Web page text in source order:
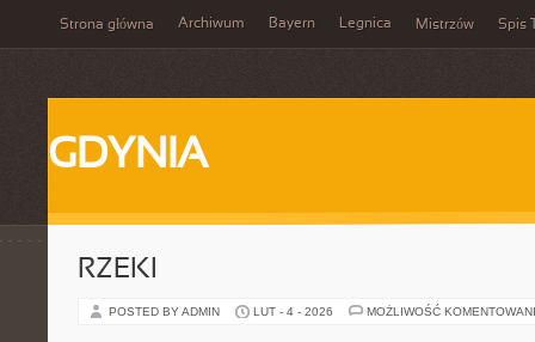
Strona główna Archiwum Bayern Legnica Mistrzów Spis
GDYNIA
RZEKI
POSTED BY ADMIN LUT - 4 - 2026 MOŻLIWOŚĆ